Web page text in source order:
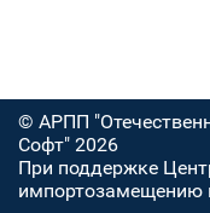
© АРПП
Софт" 2026
При поддержке
импортозамещению